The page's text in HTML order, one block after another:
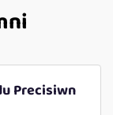
Precisiwn